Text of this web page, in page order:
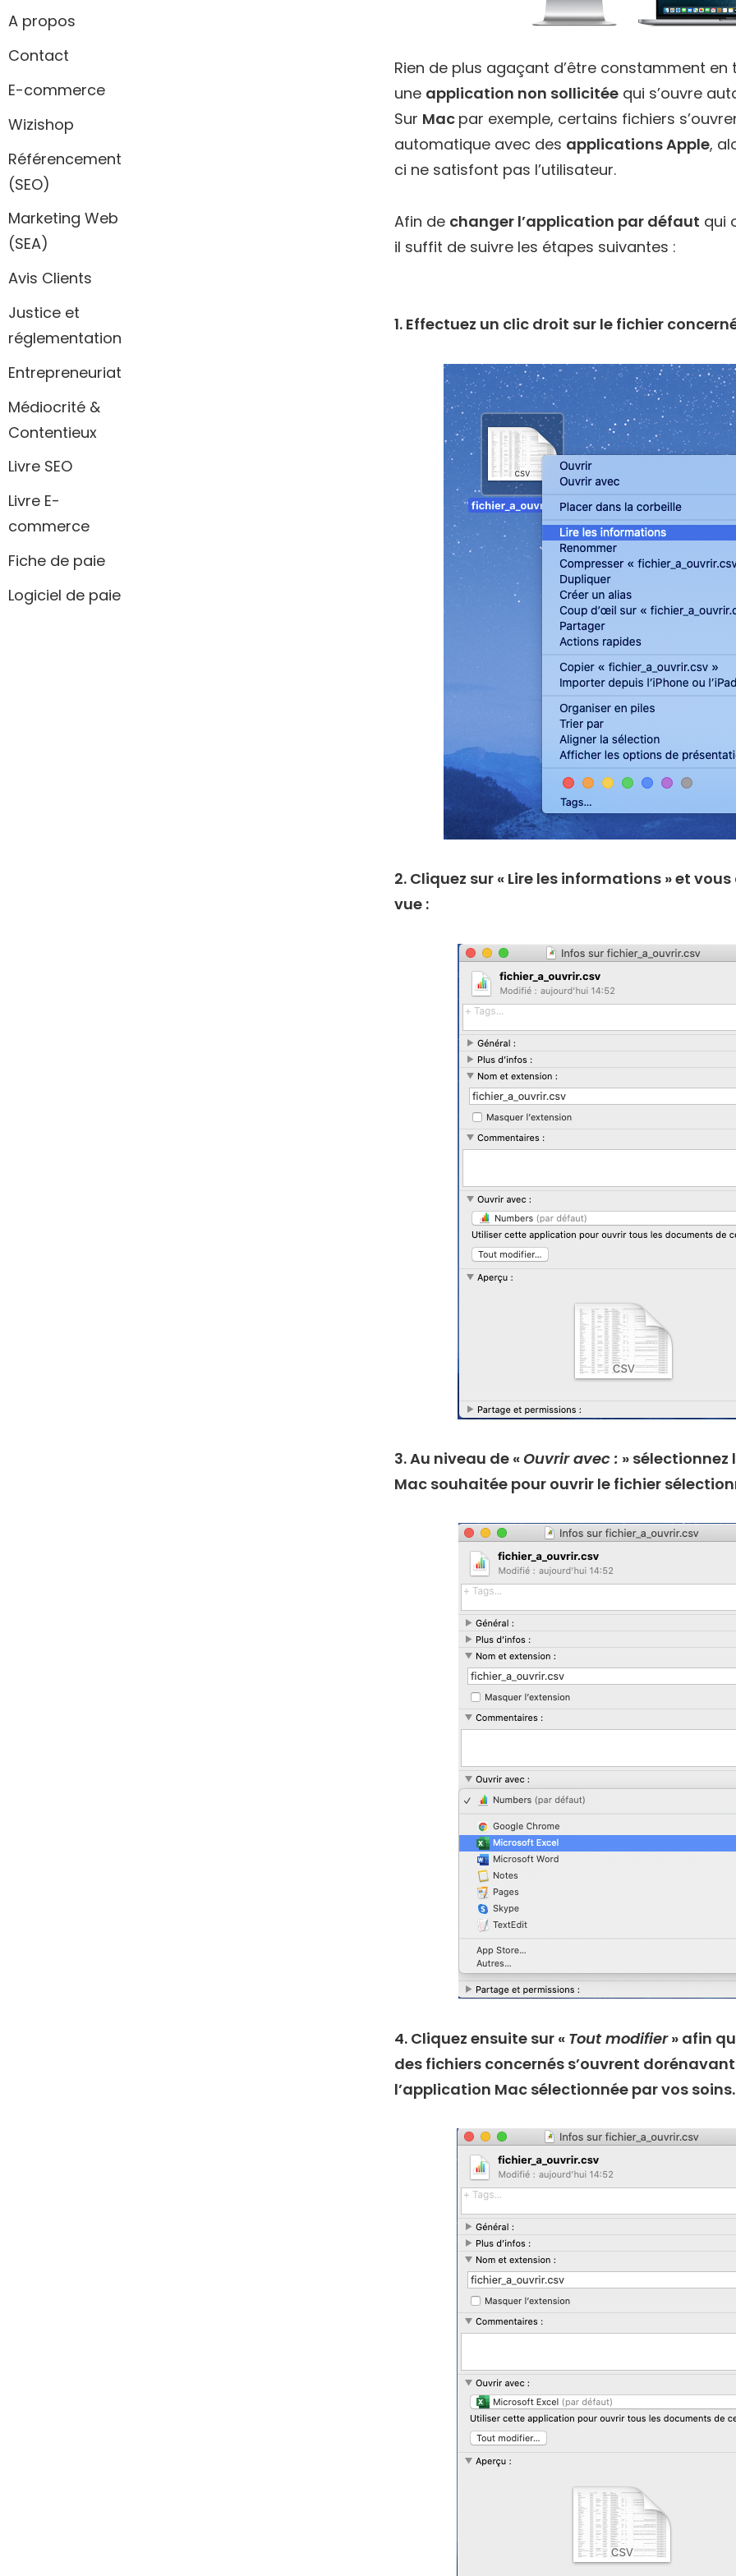
A propos
Contact
E-commerce
Wizishop
Référencement
(SEO)
Marketing Web
(SEA)
Avis Clients
Justice et
réglementation
Entrepreneuriat
Médiocrité &
Contentieux
Livre SEO
Livre E-
commerce
Fiche de paie
Logiciel de paie
Rien de plus agaçant d’être constamment
une application non sollicitée qui s’ouvre
Sur Mac par exemple, certains fichiers
automatique avec des applications Apple,
ci ne satisfont pas l’utilisateur.
Afin de changer l’application par défaut qui
il suffit de suivre les étapes suivantes :
1. Effectuez un clic droit sur le fichier
2. Cliquez sur « Lire les informations » et
vue :
3. Au niveau de « Ouvrir avec : »
Mac souhaitée pour ouvrir le fichier
4. Cliquez ensuite sur « Tout modifier» afin
des fichiers concernés s’ouvrent
l’application Mac sélectionnée par vos soins.